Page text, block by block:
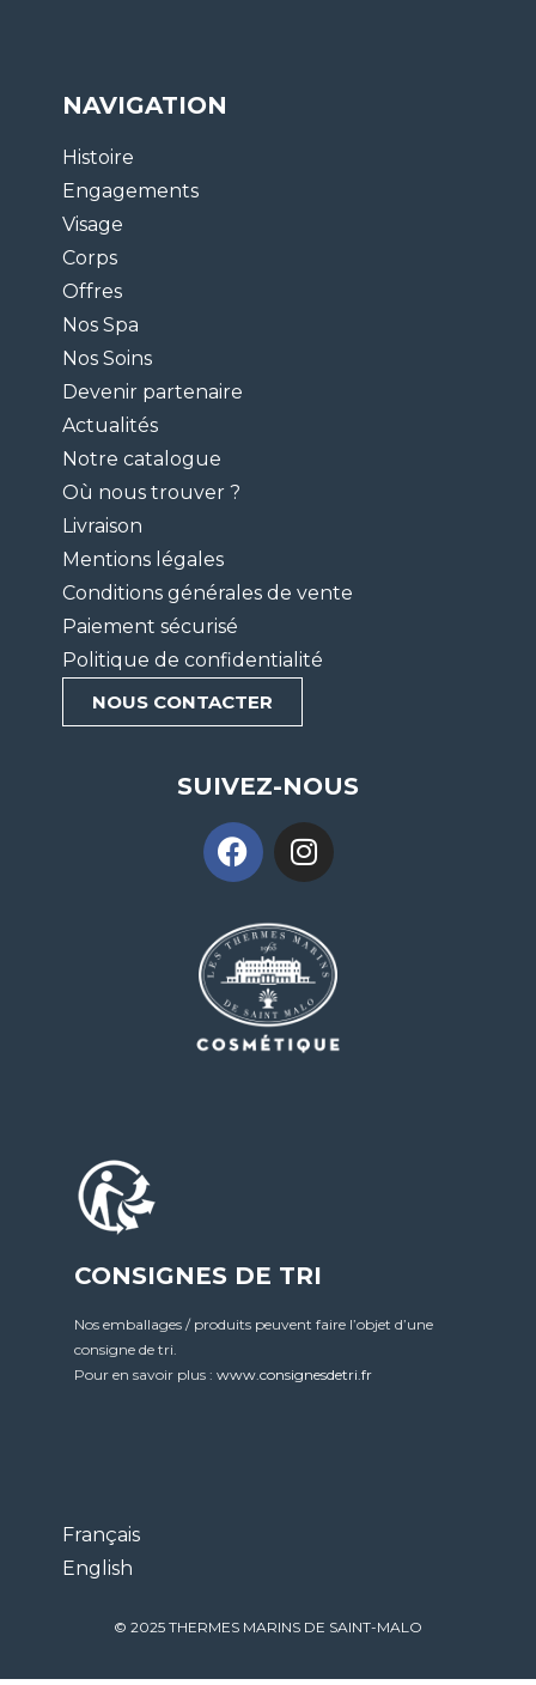
NAVIGATION
Histoire
Engagements
Visage
Corps
Offres
Nos Spa
Nos Soins
Devenir partenaire
Actualités
Notre catalogue
Où nous trouver ?
Livraison
Mentions légales
Conditions générales de vente
Paiement sécurisé
Politique de confidentialité
NOUS CONTACTER
SUIVEZ-NOUS
CONSIGNES DE TRI
Nos emballages / produits peuvent faire l’objet d’une
consigne de tri.
Pour en savoir plus :www.consignesdetri.fr
Français
English
© 2025 THERMES MARINS DE SAINT-MALO